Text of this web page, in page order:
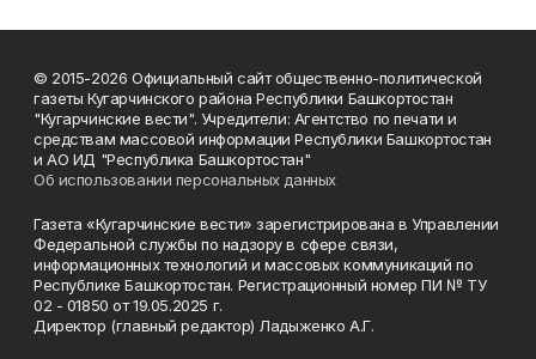
© 2015-2026 Официальный сайт общественно-политической
газеты Кугарчинского района Республики Башкортостан
"Кугарчинские вести". Учредители: Агентство по печати и
средствам массовой информации Республики Башкортостан
и АО ИД "Республика Башкортостан"
Об использовании персональных данных
Газета «Кугарчинские вести» зарегистрирована в Управлении
Федеральной службы по надзору в сфере связи,
информационных технологий и массовых коммуникаций по
Республике Башкортостан. Регистрационный номер ПИ № ТУ
02 - 01850 от 19.05.2025 г.
Директор (главный редактор) Ладыженко А.Г.